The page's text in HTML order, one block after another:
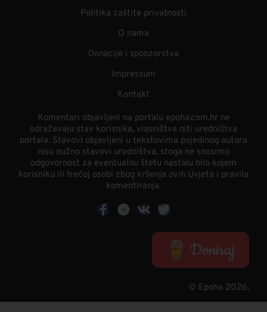
Politika zaštite privatnosti
O nama
Donacije i sponzorstva
Impressum
Kontakt
Komentari objavljeni na portalu epoha.com.hr ne
odražavaju stav korisnika, vlasništva niti uredništva
portala. Stavovi objavljeni u tekstovima pojedinog autora
nisu nužno stavovi uredništva, stoga ne snosimo
odgovornost za eventualnu štetu nastalu bilo kojem
korisniku ili trećoj osobi zbog kršenja ovih Uvjeta i pravila
komentiranja.
© Epoha 2026.